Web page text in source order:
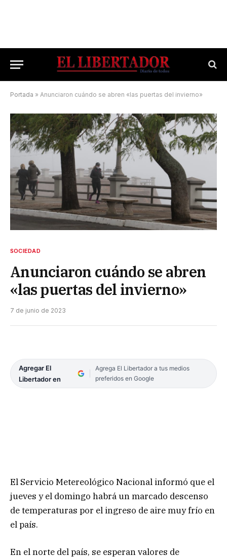
Portada » Anunciaron cuándo se abren «las puertas del invierno»
SOCIEDAD
Anunciaron cuándo se abren
«las puertas del invierno»
7 de junio de 2023
Agregar El
Libertador en
Agrega El Libertador a tus medios
preferidos en Google
El Servicio Metereológico Nacional informó que el
jueves y el domingo habrá un marcado descenso
de temperaturas por el ingreso de aire muy frío en
el país.
En el norte del país, se esperan valores de